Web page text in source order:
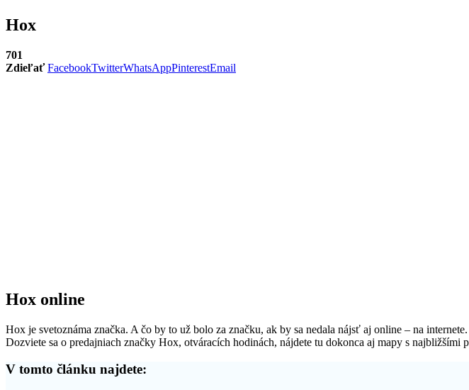
Hox
701
Zdieľať FacebookTwitterWhatsAppPinterestEmail
Hox online
Hox je svetoznáma značka. A čo by to už bolo za značku, ak by sa nedala nájsť aj online – na
Dozviete sa o predajniach značky Hox, otváracích hodinách, nájdete tu dokonca aj mapy s najbližšími
V tomto článku najdete: